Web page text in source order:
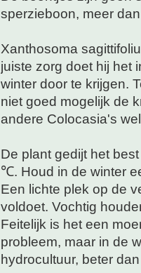
sperzieboon, meer
Xanthosoma
juiste zorg doet hij het
winter door te krijgen.
niet goed mogelijk de
andere Colocasia's
De plant gedijt het
℃. Houd in de winter
Een lichte plek op de
voldoet. Vochtig
Feitelijk is het een
probleem, maar in de
hydrocultuur, beter